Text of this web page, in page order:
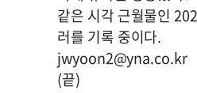
같은 시각 근월물인
러를 기록 중이다.
jwyoon2@yna.co.kr
(끝)